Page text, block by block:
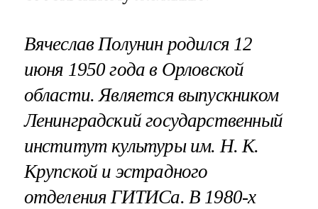
Вячеслав Полунин родился 12
июня 1950 года в Орловской
области. Является выпускником
Ленинградский государственный
институт культуры им. Н. К.
Крупской и эстрадного
отделения ГИТИСа. В 1980-х